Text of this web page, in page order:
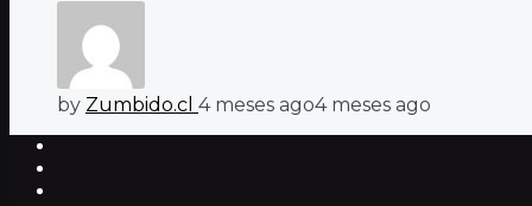
by Zumbido.cl 4 meses ago4 meses ago